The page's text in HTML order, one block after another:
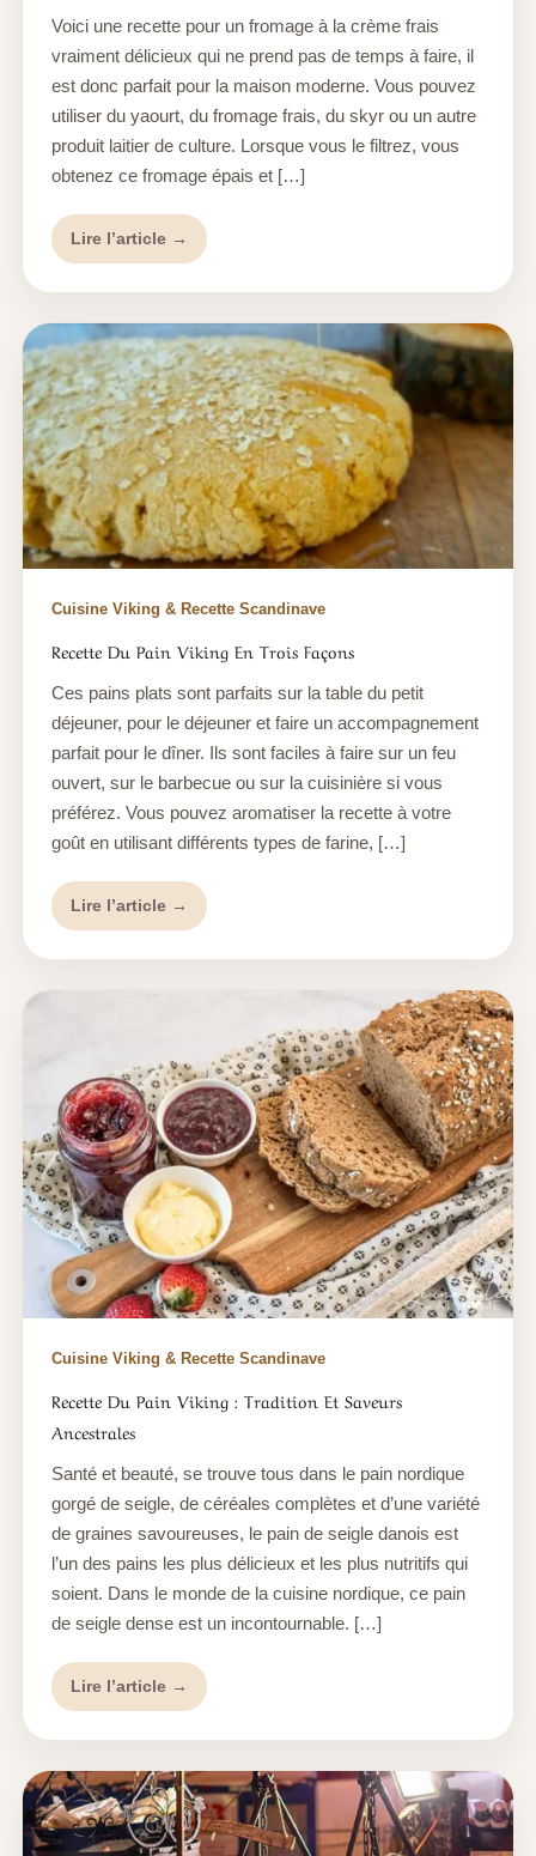
Voici une recette pour un fromage à la crème frais
vraiment délicieux qui ne prend pas de temps à faire, il
est donc parfait pour la maison moderne. Vous pouvez
utiliser du yaourt, du fromage frais, du skyr ou un autre
produit laitier de culture. Lorsque vous le filtrez, vous
obtenez ce fromage épais et […]
Lire l’article →
Cuisine Viking & Recette Scandinave
Recette Du Pain Viking En Trois Façons
Ces pains plats sont parfaits sur la table du petit
déjeuner, pour le déjeuner et faire un accompagnement
parfait pour le dîner. Ils sont faciles à faire sur un feu
ouvert, sur le barbecue ou sur la cuisinière si vous
préférez. Vous pouvez aromatiser la recette à votre
goût en utilisant différents types de farine, […]
Lire l’article →
Cuisine Viking & Recette Scandinave
Recette Du Pain Viking : Tradition Et Saveurs
Ancestrales
Santé et beauté, se trouve tous dans le pain nordique
gorgé de seigle, de céréales complètes et d’une variété
de graines savoureuses, le pain de seigle danois est
l’un des pains les plus délicieux et les plus nutritifs qui
soient. Dans le monde de la cuisine nordique, ce pain
de seigle dense est un incontournable. […]
Lire l’article →